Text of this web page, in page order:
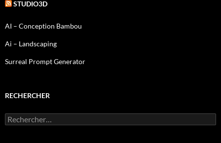
STUDIO3D
AI – Conception Bambou
Ai – Landscaping
Surreal Prompt Generator
RECHERCHER
Rechercher :